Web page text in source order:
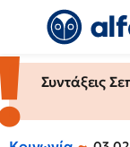
Συντάξεις